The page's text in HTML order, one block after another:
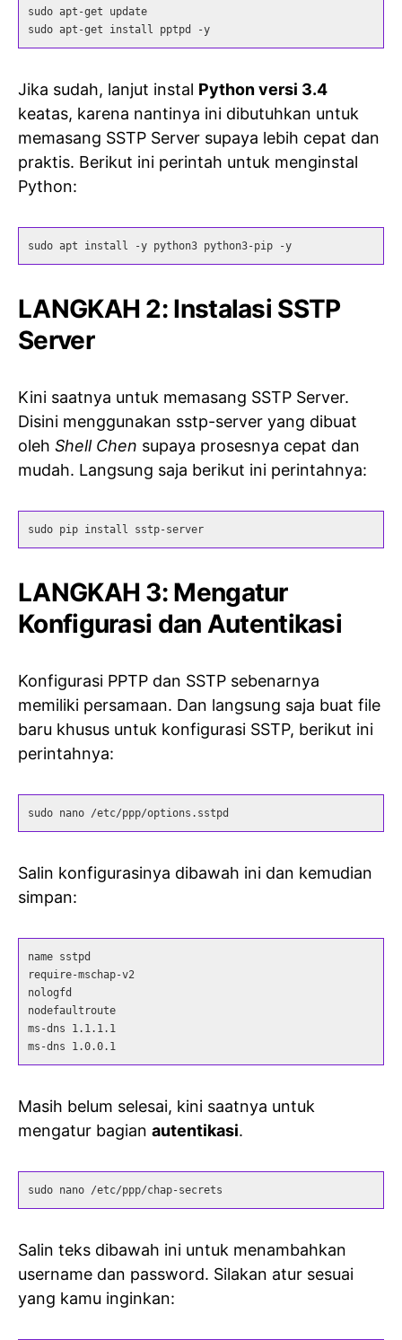
sudo apt-get update
sudo apt-get install pptpd -y
Jika sudah, lanjut instal Python versi 3.4
keatas, karena nantinya ini dibutuhkan untuk
memasang SSTP Server supaya lebih cepat dan
praktis. Berikut ini perintah untuk menginstal
Python:
sudo apt install -y python3 python3-pip -y
LANGKAH 2: Instalasi SSTP
Server
Kini saatnya untuk memasang SSTP Server.
Disini menggunakan sstp-server yang dibuat
oleh Shell Chen supaya prosesnya cepat dan
mudah. Langsung saja berikut ini perintahnya:
sudo pip install sstp-server
LANGKAH 3: Mengatur
Konfigurasi dan Autentikasi
Konfigurasi PPTP dan SSTP sebenarnya
memiliki persamaan. Dan langsung saja buat file
baru khusus untuk konfigurasi SSTP, berikut ini
perintahnya:
sudo nano /etc/ppp/options.sstpd
Salin konfigurasinya dibawah ini dan kemudian
simpan:
name sstpd
require-mschap-v2
nologfd
nodefaultroute
ms-dns 1.1.1.1
ms-dns 1.0.0.1
Masih belum selesai, kini saatnya untuk
mengatur bagian autentikasi.
sudo nano /etc/ppp/chap-secrets
Salin teks dibawah ini untuk menambahkan
username dan password. Silakan atur sesuai
yang kamu inginkan: